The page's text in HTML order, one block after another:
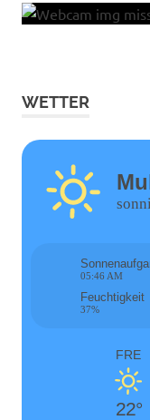
WETTER
05:46 AM
Feuchtigkeit
37%
FRE
22°